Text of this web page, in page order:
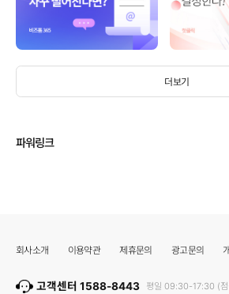
더보기
파워링크
회사소개 이용약관 제휴문의 광고문의
고객센터 1588-8443 평일 09:30-17:30 (